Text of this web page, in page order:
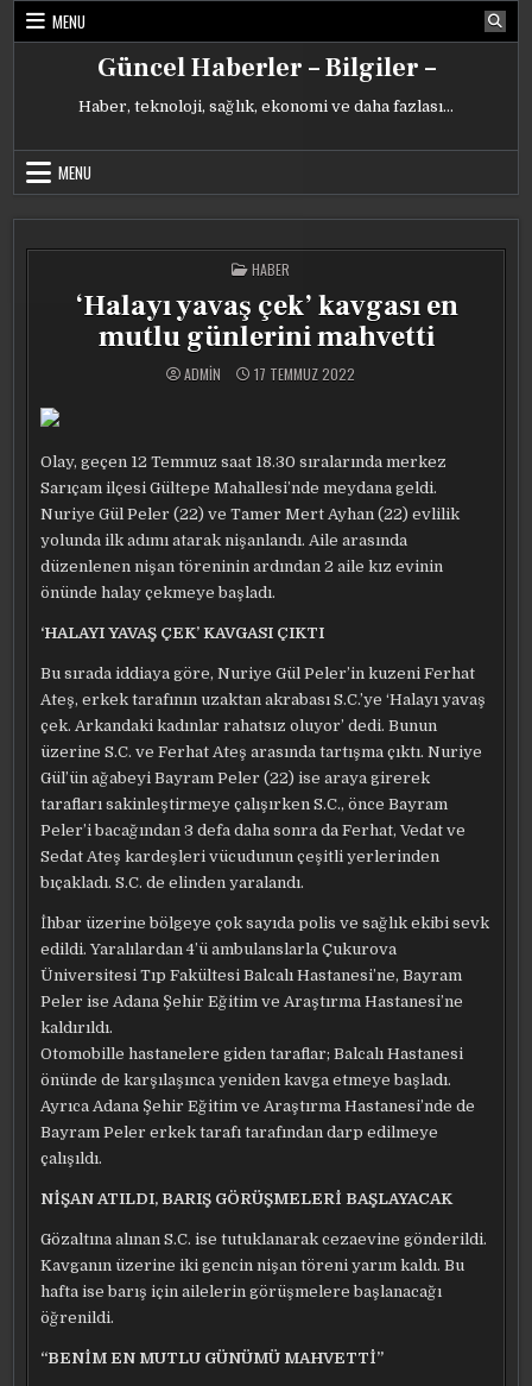
Skip
MENU
Güncel Haberler – Bilgiler –
Haber, teknoloji, sağlık, ekonomi ve daha fazlası…
MENU
POSTED
IN
HABER
‘Halayı yavaş çek’ kavgası en
mutlu günlerini mahvetti
ADMIN 17 TEMMUZ 2022
Olay, geçen 12 Temmuz saat 18.30 sıralarında merkez
Sarıçam ilçesi Gültepe Mahallesi’nde meydana geldi.
Nuriye Gül Peler (22) ve Tamer Mert Ayhan (22) evlilik
yolunda ilk adımı atarak nişanlandı. Aile arasında
düzenlenen nişan töreninin ardından 2 aile kız evinin
önünde halay çekmeye başladı.
‘HALAYI YAVAŞ ÇEK’ KAVGASI ÇIKTI
Bu sırada iddiaya göre, Nuriye Gül Peler’in kuzeni Ferhat
Ateş, erkek tarafının uzaktan akrabası S.C.’ye ‘Halayı yavaş
çek. Arkandaki kadınlar rahatsız oluyor’ dedi. Bunun
üzerine S.C. ve Ferhat Ateş arasında tartışma çıktı. Nuriye
Gül’ün ağabeyi Bayram Peler (22) ise araya girerek
tarafları sakinleştirmeye çalışırken S.C., önce Bayram
Peler’i bacağından 3 defa daha sonra da Ferhat, Vedat ve
Sedat Ateş kardeşleri vücudunun çeşitli yerlerinden
bıçakladı. S.C. de elinden yaralandı.
İhbar üzerine bölgeye çok sayıda polis ve sağlık ekibi sevk
edildi. Yaralılardan 4’ü ambulanslarla Çukurova
Üniversitesi Tıp Fakültesi Balcalı Hastanesi’ne, Bayram
Peler ise Adana Şehir Eğitim ve Araştırma Hastanesi’ne
kaldırıldı.
Otomobille hastanelere giden taraflar; Balcalı Hastanesi
önünde de karşılaşınca yeniden kavga etmeye başladı.
Ayrıca Adana Şehir Eğitim ve Araştırma Hastanesi’nde de
Bayram Peler erkek tarafı tarafından darp edilmeye
çalışıldı.
NİŞAN ATILDI, BARIŞ GÖRÜŞMELERİ BAŞLAYACAK
Gözaltına alınan S.C. ise tutuklanarak cezaevine gönderildi.
Kavganın üzerine iki gencin nişan töreni yarım kaldı. Bu
hafta ise barış için ailelerin görüşmelere başlanacağı
öğrenildi.
“BENİM EN MUTLU GÜNÜMÜ MAHVETTİ”